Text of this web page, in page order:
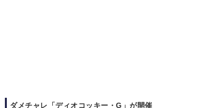
ダメチャレ「ディオコッキー・G」が開催